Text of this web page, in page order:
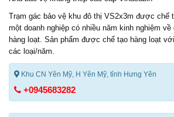
Trạm gác bảo vệ khu đô thị VS2x3m được chế
một doanh nghiệp có nhiều năm kinh nghiệm
hàng loạt. Sản phẩm được chế tạo hàng loạt
các loại/năm.
Khu CN Yên Mỹ, H Yên Mỹ, tỉnh Hưng Yên
+0945683282